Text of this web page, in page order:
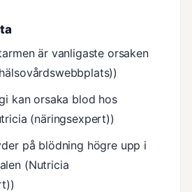
är vanligaste orsaken
kan orsaka blod hos
(näringsexpert))
på blödning högre upp i
(Nutricia